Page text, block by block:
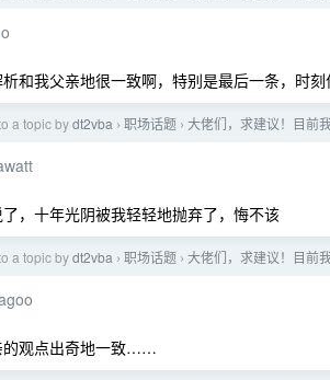
和我父亲地很一致啊，特别是最后一条，时
a topic bydt2vba › 职场话题 › 大佬们，求建议！目前
，十年光阴被我轻轻地抛弃了，悔不该
a topic bydt2vba › 职场话题 › 大佬们，求建议！目前
的观点出奇地一致……